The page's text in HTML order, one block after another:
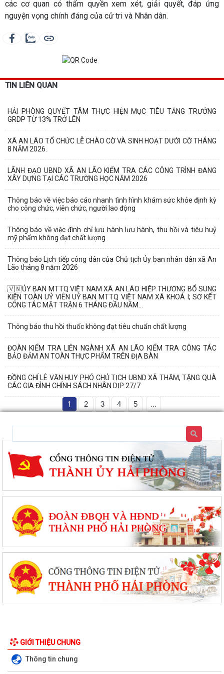
các cơ quan có thẩm quyền xem xét, giải quyết, đáp ứng
nguyện vọng chính đáng của cử tri và Nhân dân.
TIN LIÊN QUAN
HẢI PHÒNG QUYẾT TÂM THỰC HIỆN MỤC TIÊU TĂNG TRƯỞNG
GRDP TỪ 13% TRỞ LÊN
XÃ AN LÃO TỔ CHỨC LỄ CHÀO CỜ VÀ SINH HOẠT DƯỚI CỜ THÁNG
8 NĂM 2026.
LÃNH ĐẠO UBND XÃ AN LÃO KIỂM TRA CÁC CÔNG TRÌNH ĐANG
XÂY DỰNG TẠI CÁC TRƯỜNG HỌC NĂM 2026
Thông báo về việc báo cáo nhanh tình hình khám sức khỏe định kỳ
cho công chức, viên chức, người lao động
Thông báo về việc đình chỉ lưu hành lưu hành, thu hồi và tiêu huỷ
mỹ phẩm không đạt chất lượng
Thông báo Lịch tiếp công dân của Chủ tịch Ủy ban nhân dân xã An
Lão tháng 8 năm 2026
🇻🇳ỦY BAN MTTQ VIỆT NAM XÃ AN LÃO HIỆP THƯƠNG BỔ SUNG
KIỆN TOÀN UỶ VIÊN UỶ BAN MTTQ VIỆT NAM XÃ KHOÁ I; SƠ KẾT
CÔNG TÁC MẶT TRẬN 6 THÁNG ĐẦU NĂM...
Thông báo thu hồi thuốc không đạt tiêu chuẩn chất lượng
ĐOÀN KIỂM TRA LIÊN NGÀNH XÃ AN LÃO KIỂM TRA CÔNG TÁC
BẢO ĐẢM AN TOÀN THỰC PHẨM TRÊN ĐỊA BÀN
ĐỒNG CHÍ LÊ VĂN HUY PHÓ CHỦ TỊCH UBND XÃ THĂM, TẶNG QUÀ
CÁC GIA ĐÌNH CHÍNH SÁCH NHÂN DỊP 27/7
1 2 3 4 5 ...
GIỚI THIỆU CHUNG
Thông tin chung
HẢI PHÒNG QUYẾT TÂM THỰC HIỆN MỤC TIÊU TĂNG TRƯỞNG GRDP
TỪ 13% TRỞ LÊN